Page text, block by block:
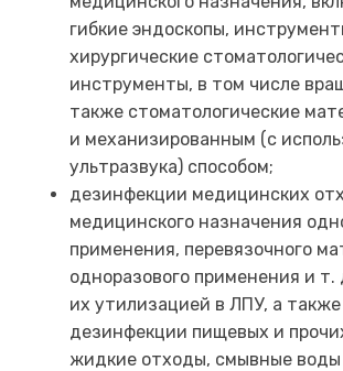
гибкие эндоскопы,
хирургические
инструменты, в том числе
также стоматологические
и механизированным (с
ультразвука) способом;
дезинфекции медицинских
медицинского назначения
применения, перевязочного
одноразового применения и т.
их утилизацией в ЛПУ, а
дезинфекции пищевых и
жидкие отходы, смывные воды